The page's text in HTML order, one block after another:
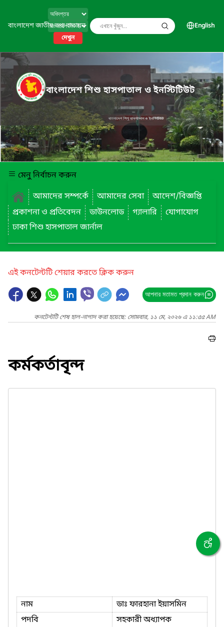
বাংলাদেশ জাতীয় তথ্য বাতায়ন
দেখুন
English
বাংলাদেশ শিশু হাসপাতাল ও ইনস্টিটিউট
মেনু নির্বাচন করুন
আমাদের সম্পর্কে
আমাদের সেবা
আদেশ/বিজ্ঞপ্তি
প্রকাশনা ও প্রতিবেদন
ডাউনলোড গ্যালারি
যোগাযোগ
ঢাকা শিশু হাসপাতাল জার্নাল
এই কনটেন্টটি শেয়ার করতে ক্লিক করুন
আপনার মতামত প্রদান করুন
কনটেন্টটি শেষ হাল-নাগাদ করা হয়েছে: সোমবার, ১১ মে, ২০২৬ এ ১১:৫৫ AM
কর্মকর্তাবৃন্দ
নাম
ডাঃ ফারহানা ইয়াসমিন
পদবি
সহকারী অধ্যাপক